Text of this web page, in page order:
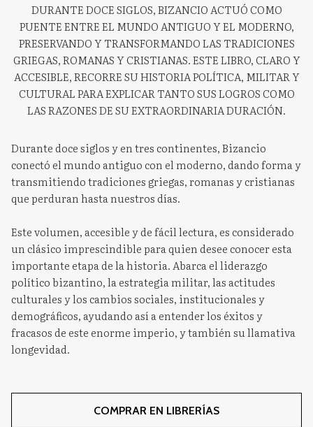
DURANTE DOCE SIGLOS, BIZANCIO ACTUÓ COMO
PUENTE ENTRE EL MUNDO ANTIGUO Y EL MODERNO,
PRESERVANDO Y TRANSFORMANDO LAS TRADICIONES
GRIEGAS, ROMANAS Y CRISTIANAS. ESTE LIBRO, CLARO Y
ACCESIBLE, RECORRE SU HISTORIA POLÍTICA, MILITAR Y
CULTURAL PARA EXPLICAR TANTO SUS LOGROS COMO
LAS RAZONES DE SU EXTRAORDINARIA DURACIÓN.
Durante doce siglos y en tres continentes, Bizancio
conectó el mundo antiguo con el moderno, dando forma y
transmitiendo tradiciones griegas, romanas y cristianas
que perduran hasta nuestros días.
Este volumen, accesible y de fácil lectura, es considerado
un clásico imprescindible para quien desee conocer esta
importante etapa de la historia. Abarca el liderazgo
político bizantino, la estrategia militar, las actitudes
culturales y los cambios sociales, institucionales y
demográficos, ayudando así a entender los éxitos y
fracasos de este enorme imperio, y también su llamativa
longevidad.
COMPRAR EN LIBRERÍAS